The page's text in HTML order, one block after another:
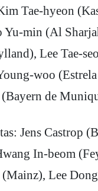
Tae-hyeon
Yu-min (Al
Lee Tae-
woo
de
Jens Castrop
In-beom
(Mainz), Lee